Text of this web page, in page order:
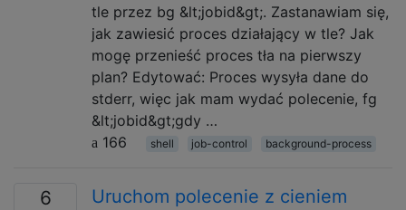
tle przez bg &lt;jobid&gt;. Zastanawiam się,
jak zawiesić proces działający w tle? Jak
mogę przenieść proces tła na pierwszy
plan? Edytować: Proces wysyła dane do
stderr, więc jak mam wydać polecenie, fg
&lt;jobid&gt;gdy …
166
shell job-control background-process
6
Uruchom polecenie z cieniem